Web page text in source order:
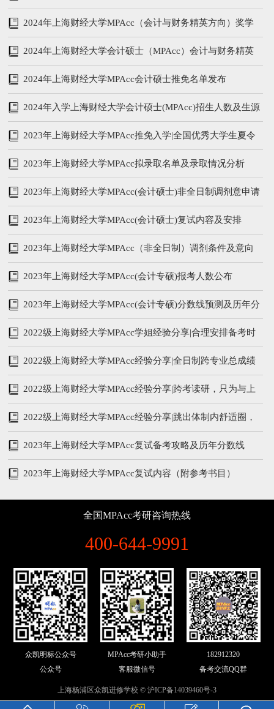
2024年上海财经大学MPAcc（会计与财务精英方向）奖学
金政策
2024年上海财经大学会计硕士（MPAcc）会计与财务精英
（非全）预面试招生办法
2024年上海财经大学MPAcc会计硕士推免名单发布
2024年入学上海财经大学会计硕士(MPAcc)招生人数及生源
统计
2023年上海财经大学MPAcc推免入学|全国优秀大学生夏令
营开营
2023年上海财经大学MPAcc拟录取名单及录取情况分析
2023年上海财经大学MPAcc(会计硕士)非全日制调剂意申请
条件及登记申请
2023年上海财经大学MPAcc(会计硕士)复试内容及安排
2023年上海财经大学MPAcc（非全日制）调剂条件及意向
登记开始啦
2023年上海财经大学MPAcc(会计专硕)报考人数公布
2023年上海财经大学MPAcc(会计专硕)分数线预测及历年分
数线汇总
2022级上海财经大学MPAcc学姐经验分享|合理安排备考时
间，拒绝踩雷与焦虑
2022级上海财经大学MPAcc经验分享|全日制跨专业总成绩
第一名
2022级上海财经大学MPAcc经验分享|跨考读研，只为与上
财相遇
2022级上海财经大学MPAcc经验分享|跳出体制内舒适圈，
笔试第一炼成秘籍
2023年上海财经大学MPAcc复试备考攻略及历年分数线
2023年上海财经大学MPAcc复试内容（附参考书目）
全国MPAcc考研咨询热线
400-644-9991
众凯明标公众号
公众号
MPAcc考研小助手
客服微信号
182912320
备考交流QQ群
上海杨浦区众凯进修学校 © 沪ICP备14039460号-3